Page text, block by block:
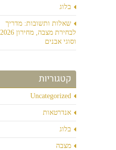
בלוג
שאלות ותשובות: מדריך
לבחירת מצבה, מחירון 2026
וסוגי אבנים
קטגוריות
Uncategorized
אנדרטאות
בלוג
מצבה